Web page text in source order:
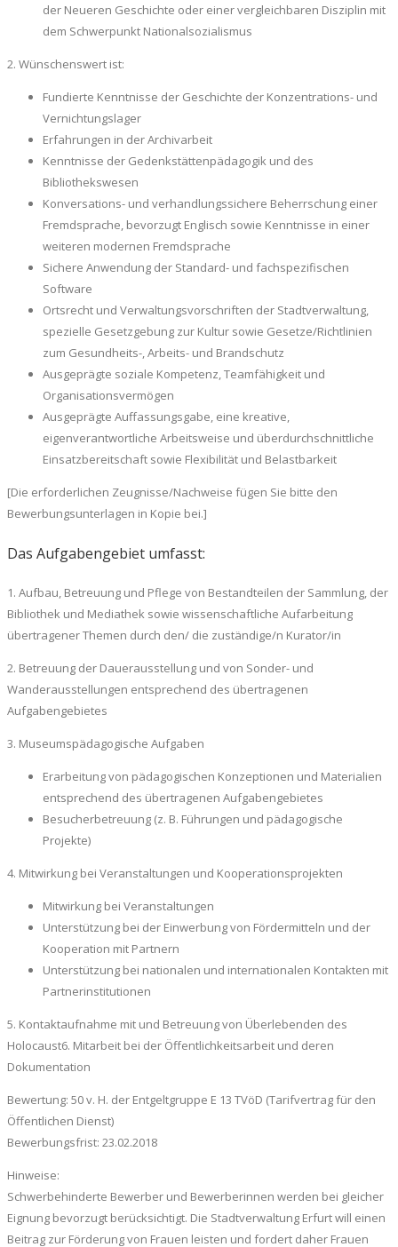
der Neueren Geschichte oder einer vergleichbaren Disziplin mit
dem Schwerpunkt Nationalsozialismus
2. Wünschenswert ist:
Fundierte Kenntnisse der Geschichte der Konzentrations- und
Vernichtungslager
Erfahrungen in der Archivarbeit
Kenntnisse der Gedenkstättenpädagogik und des
Bibliothekswesen
Konversations- und verhandlungssichere Beherrschung einer
Fremdsprache, bevorzugt Englisch sowie Kenntnisse in einer
weiteren modernen Fremdsprache
Sichere Anwendung der Standard- und fachspezifischen
Software
Ortsrecht und Verwaltungsvorschriften der Stadtverwaltung,
spezielle Gesetzgebung zur Kultur sowie Gesetze/Richtlinien
zum Gesundheits-, Arbeits- und Brandschutz
Ausgeprägte soziale Kompetenz, Teamfähigkeit und
Organisationsvermögen
Ausgeprägte Auffassungsgabe, eine kreative,
eigenverantwortliche Arbeitsweise und überdurchschnittliche
Einsatzbereitschaft sowie Flexibilität und Belastbarkeit
[Die erforderlichen Zeugnisse/Nachweise fügen Sie bitte den
Bewerbungsunterlagen in Kopie bei.]
Das Aufgabengebiet umfasst:
1. Aufbau, Betreuung und Pflege von Bestandteilen der Sammlung, der
Bibliothek und Mediathek sowie wissenschaftliche Aufarbeitung
übertragener Themen durch den/ die zuständige/n Kurator/in
2. Betreuung der Dauerausstellung und von Sonder- und
Wanderausstellungen entsprechend des übertragenen
Aufgabengebietes
3. Museumspädagogische Aufgaben
Erarbeitung von pädagogischen Konzeptionen und Materialien
entsprechend des übertragenen Aufgabengebietes
Besucherbetreuung (z. B. Führungen und pädagogische
Projekte)
4. Mitwirkung bei Veranstaltungen und Kooperationsprojekten
Mitwirkung bei Veranstaltungen
Unterstützung bei der Einwerbung von Fördermitteln und der
Kooperation mit Partnern
Unterstützung bei nationalen und internationalen Kontakten mit
Partnerinstitutionen
5. Kontaktaufnahme mit und Betreuung von Überlebenden des
Holocaust6. Mitarbeit bei der Öffentlichkeitsarbeit und deren
Dokumentation
Bewertung: 50 v. H. der Entgeltgruppe E 13 TVöD (Tarifvertrag für den
Öffentlichen Dienst)
Bewerbungsfrist: 23.02.2018
Hinweise:
Schwerbehinderte Bewerber und Bewerberinnen werden bei gleicher
Eignung bevorzugt berücksichtigt. Die Stadtverwaltung Erfurt will einen
Beitrag zur Förderung von Frauen leisten und fordert daher Frauen